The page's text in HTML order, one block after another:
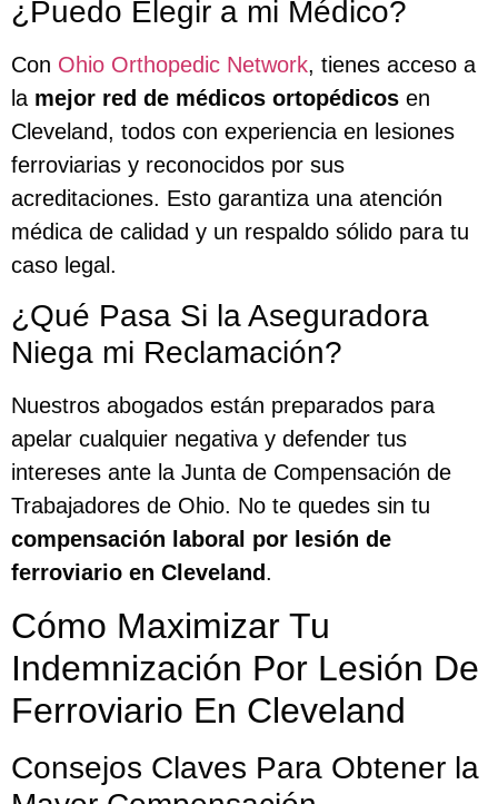
¿Puedo Elegir a mi Médico?
Con Ohio Orthopedic Network, tienes acceso a
la mejor red de médicos ortopédicos en
Cleveland, todos con experiencia en lesiones
ferroviarias y reconocidos por sus
acreditaciones. Esto garantiza una atención
médica de calidad y un respaldo sólido para tu
caso legal.
¿Qué Pasa Si la Aseguradora
Niega mi Reclamación?
Nuestros abogados están preparados para
apelar cualquier negativa y defender tus
intereses ante la Junta de Compensación de
Trabajadores de Ohio. No te quedes sin tu
compensación laboral por lesión de
ferroviario en Cleveland.
Cómo Maximizar Tu
Indemnización Por Lesión De
Ferroviario En Cleveland
Consejos Claves Para Obtener la